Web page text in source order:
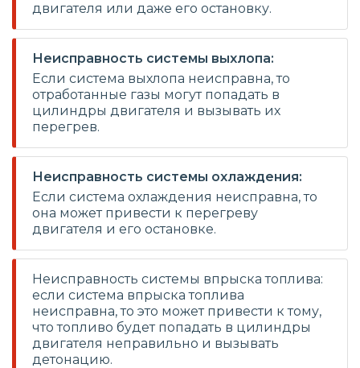
двигателя или даже его остановку.
Неисправность системы выхлопа:
Если система выхлопа неисправна, то
отработанные газы могут попадать в
цилиндры двигателя и вызывать их
перегрев.
Неисправность системы охлаждения:
Если система охлаждения неисправна, то
она может привести к перегреву
двигателя и его остановке.
Неисправность системы впрыска топлива:
если система впрыска топлива
неисправна, то это может привести к тому,
что топливо будет попадать в цилиндры
двигателя неправильно и вызывать
детонацию.